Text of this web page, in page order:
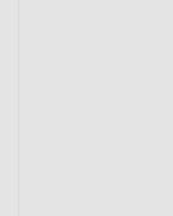
ons
goede